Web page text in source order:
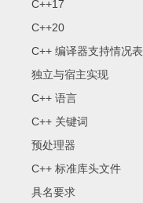
C++17
C++20
C++ 编译器支持情况表
独立与宿主实现
C++ 语言
C++ 关键词
预处理器
C++ 标准库头文件
具名要求